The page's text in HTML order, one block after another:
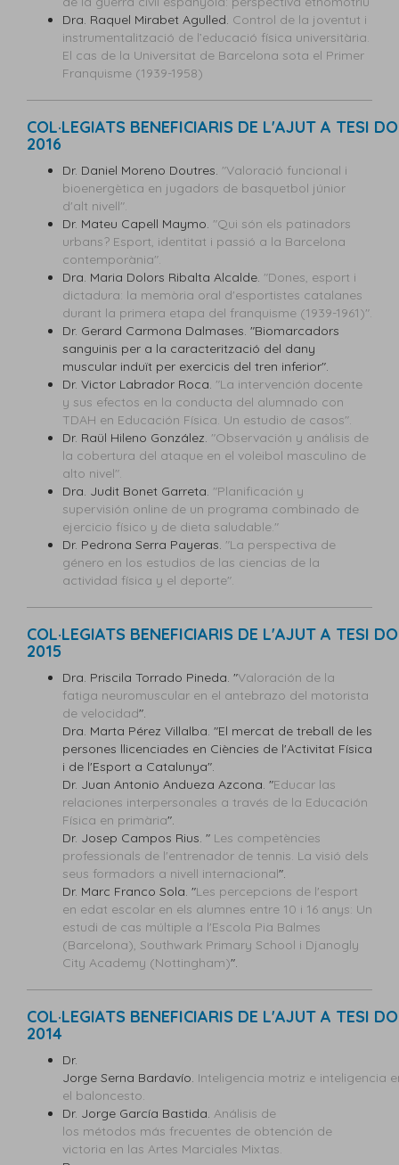
Dra. Raquel Mirabet Agulled. Control de la joventut i
instrumentalització de l’educació física universitària.
El cas de la Universitat de Barcelona sota el Primer
Franquisme (1939-1958)
COL·LEGIATS BENEFICIARIS DE L'AJUT A TESI
2016
Dr. Daniel Moreno Doutres. "Valoració funcional i
bioenergètica en jugadors de basquetbol júnior
d'alt nivell".
Dr. Mateu Capell Maymo. "Qui són els patinadors
urbans? Esport, identitat i passió a la Barcelona
contemporània".
Dra. Maria Dolors Ribalta Alcalde. "Dones, esport i
dictadura: la memòria oral d'esportistes catalanes
durant la primera etapa del franquisme (1939-1961)".
Dr. Gerard Carmona Dalmases. "Biomarcadors
sanguinis per a la caracterització del dany
muscular induït per exercicis del tren inferior".
Dr. Victor Labrador Roca. "La intervención docente
y sus efectos en la conducta del alumnado con
TDAH en Educación Física. Un estudio de casos".
Dr. Raül Hileno González. "Observación y análisis de
la cobertura del ataque en el voleibol masculino de
alto nivel".
Dra. Judit Bonet Garreta. "Planificación y
supervisión online de un programa combinado de
ejercicio físico y de dieta saludable."
Dr. Pedrona Serra Payeras. "La perspectiva de
género en los estudios de las ciencias de la
actividad física y el deporte".
COL·LEGIATS BENEFICIARIS DE L'AJUT A TESI
2015
Dra. Priscila Torrado Pineda. "Valoración de la
fatiga neuromuscular en el antebrazo del motorista
de velocidad".
Dra. Marta Pérez Villalba. "El mercat de treball de les
persones llicenciades en Ciències de l'Activitat Física
i de l'Esport a Catalunya".
Dr. Juan Antonio Andueza Azcona. "Educar las
relaciones interpersonales a través de la Educación
Física en primària".
Dr. Josep Campos Rius. " Les competències
professionals de l'entrenador de tennis. La visió dels
seus formadors a nivell internacional".
Dr. Marc Franco Sola. "Les percepcions de l'esport
en edat escolar en els alumnes entre 10 i 16 anys: Un
estudi de cas múltiple a l'Escola Pia Balmes
(Barcelona), Southwark Primary School i Djanogly
City Academy (Nottingham)".
COL·LEGIATS BENEFICIARIS DE L'AJUT A TESI
2014
Dr.
Jorge Serna Bardavío. Inteligencia motriz e inteligencia
el baloncesto.
Dr. Jorge García Bastida. Análisis de
los métodos más frecuentes de obtención de
victoria en las Artes Marciales Mixtas.